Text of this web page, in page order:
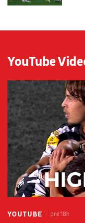
YouTube
YOUTUBE pre 18h